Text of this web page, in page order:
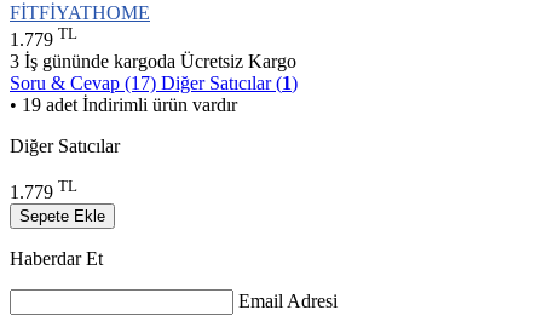
FİTFİYATHOME
1.779 TL
3 İş gününde kargoda Ücretsiz Kargo
Soru & Cevap (17) Diğer Satıcılar (1)
• 19 adet İndirimli ürün vardır
Diğer Satıcılar
1.779 TL
Sepete Ekle
Haberdar Et
Email Adresi